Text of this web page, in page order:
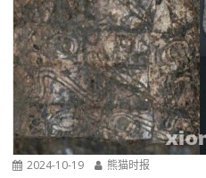
2024-10-19 熊猫时报